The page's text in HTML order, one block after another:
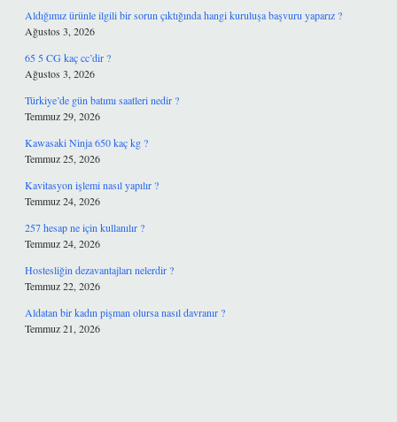
Aldığımız ürünle ilgili bir sorun çıktığında hangi kuruluşa başvuru yaparız ?
Ağustos 3, 2026
65 5 CG kaç cc’dir ?
Ağustos 3, 2026
Türkiye’de gün batımı saatleri nedir ?
Temmuz 29, 2026
Kawasaki Ninja 650 kaç kg ?
Temmuz 25, 2026
Kavitasyon işlemi nasıl yapılır ?
Temmuz 24, 2026
257 hesap ne için kullanılır ?
Temmuz 24, 2026
Hostesliğin dezavantajları nelerdir ?
Temmuz 22, 2026
Aldatan bir kadın pişman olursa nasıl davranır ?
Temmuz 21, 2026